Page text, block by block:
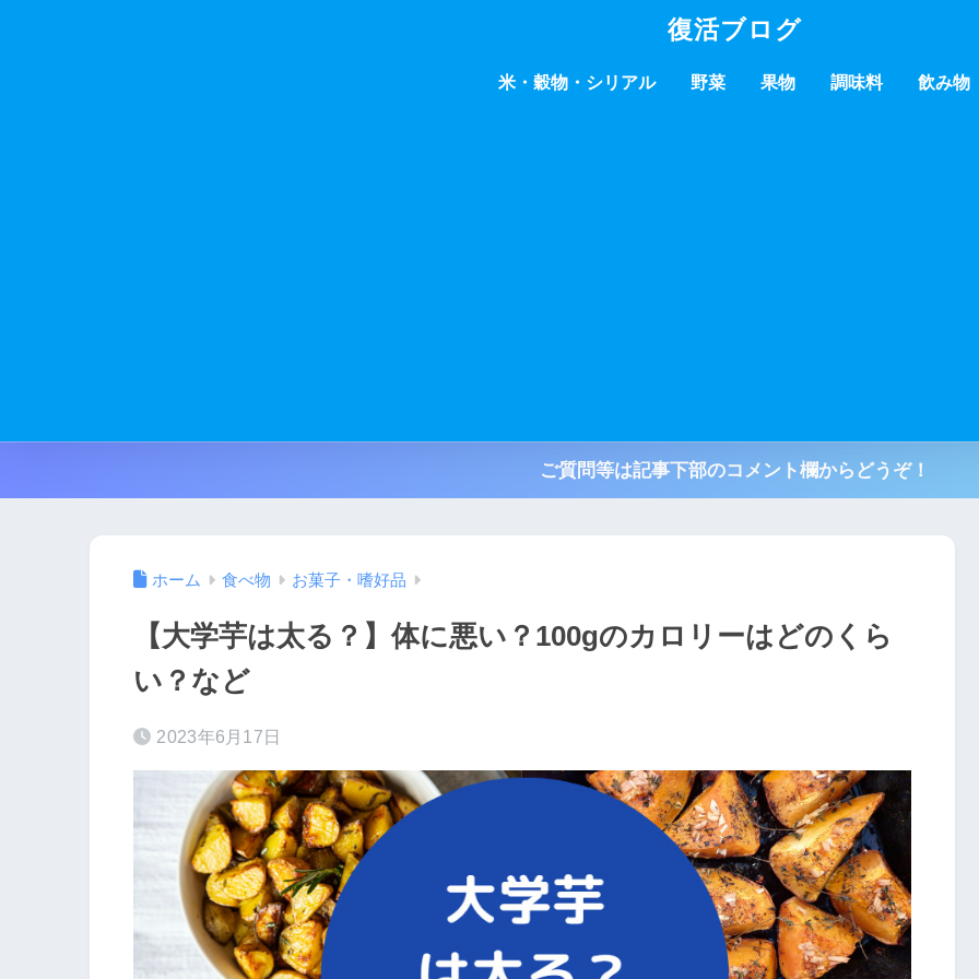
復活ブログ
米・穀物・シリアル 野菜 果物 調味料 飲み物
ご質問等は記事下部のコメント欄からどうぞ！
ホーム 食べ物 お菓子・嗜好品
【大学芋は太る？】体に悪い？100gのカロリーはどのくら
い？など
2023年6月17日